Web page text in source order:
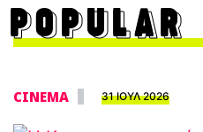
POPULAR
CINEMA 31 ΙΟΥΛ 2026